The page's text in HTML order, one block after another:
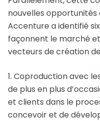
nouvelles opportunités
Accenture a identifié
façonnent le marché
vecteurs de création
1. Coproduction avec
de plus en plus
et clients dans le
concevoir et de